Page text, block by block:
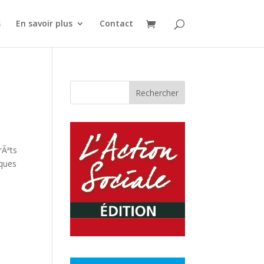
En savoir plus Contact